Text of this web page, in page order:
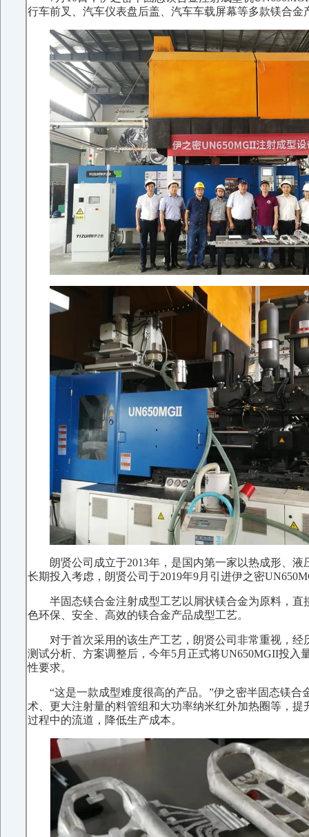
行车前叉、汽车仪表盘后盖、汽车车载屏幕等多款镁合金
朗贤公司成立于2013年，是国内第一家以热成形、
长期投入考虑，朗贤公司于2019年9月引进伊之密
半固态镁合金注射成型工艺以屑状镁合金为原料，
色环保、安全、高效的镁合金产品成型工艺。
对于首次采用的该生产工艺，朗贤公司非常重视，
测试分析、方案调整后，今年5月正式将UN650MGII投
性要求。
“这是一款成型难度很高的产品。”伊之密半固态镁
术、更大注射量的料管组和大功率纳米红外加热圈等，
过程中的流道，降低生产成本。